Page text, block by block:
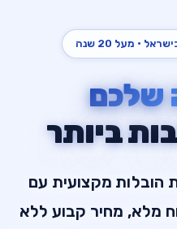
· מעל 20 שנה
שלכם
ביותר
הובלות מקצועית עם
ביטוח מלא, מחיר קבוע ללא